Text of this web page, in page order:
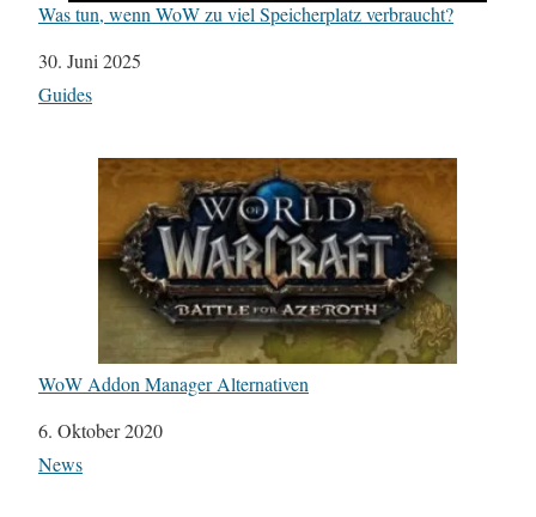
Was tun, wenn WoW zu viel Speicherplatz verbraucht?
Datum
30. Juni 2025
In Bezug auf
Guides
WoW Addon Manager Alternativen
Datum
6. Oktober 2020
In Bezug auf
News